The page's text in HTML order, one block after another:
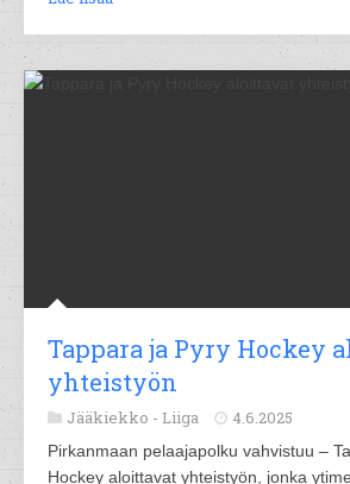
Tappara ja Pyry Hockey
yhteistyön
Jääkiekko - Liiga 4.6.2025
Pirkanmaan pelaajapolku vahvistuu –
Hockey aloittavat yhteistyön, jonka